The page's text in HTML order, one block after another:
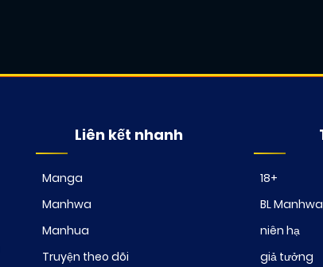
Liên kết nhanh
Manga
Manhwa
Manhua
Truyện theo dõi
18+
BL Manhwa
niên hạ
giả tưởng